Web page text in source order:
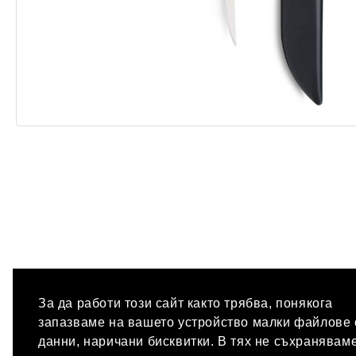
За да работи този сайт както трябва, понякога
запазваме на вашето устройство малки файлове
данни, наричани бисквитки. В тях не